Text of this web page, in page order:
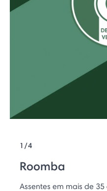
1/4
Roomba
Assentes em mais de